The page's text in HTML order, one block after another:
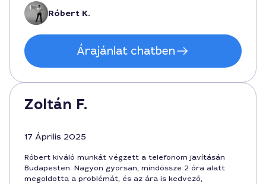
Róbert K.
Árajánlat chatben
Zoltán F.
17 Április 2025
Róbert kiváló munkát végzett a telefonom javításán
Budapesten. Nagyon gyorsan, mindössze 2 óra alatt
megoldotta a problémát, és az ára is kedvező,